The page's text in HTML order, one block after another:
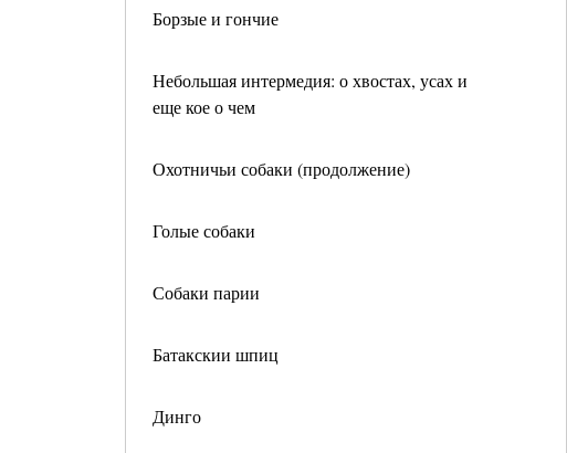
Борзые и гончие
Небольшая интермедия: о хвостах, усах и
еще кое о чем
Охотничьи собаки (продолжение)
Голые собаки
Собаки парии
Батакскии шпиц
Динго